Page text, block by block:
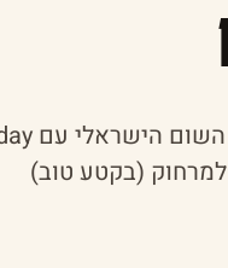
(בקטע טוב)